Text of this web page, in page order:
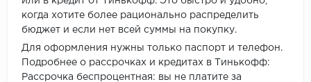
когда хотите более рационально распределить
бюджет и если нет всей суммы на покупку.
Для оформления нужны только паспорт и телефон.
Подробнее о рассрочках и кредитах в Тинькофф:
Рассрочка беспроцентная: вы не платите за